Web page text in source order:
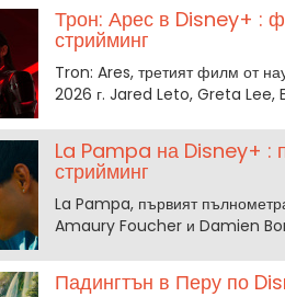
Трон: Арес в Disney+ :
стрийминг
Tron: Ares, третият филм от
2026 г. Jared Leto, Greta Lee,
La Pampa на Disney+ :
стрийминг
La Pampa, първият
Amaury Foucher и Damien
Падингтън в Перу по